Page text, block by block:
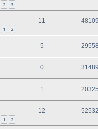
2 3
1 2
11 48109
5 29558
0 31489
1 20325
1 2
12 52532